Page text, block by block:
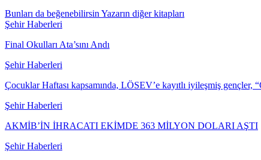
Bunları da beğenebilirsin Yazarın diğer kitapları
Şehir Haberleri
Final Okulları Ata’sını Andı
Şehir Haberleri
Çocuklar Haftası kapsamında, LÖSEV’e kayıtlı iyileşmiş gençler,
Şehir Haberleri
AKMİB’İN İHRACATI EKİMDE 363 MİLYON DOLARI AŞTI
Şehir Haberleri